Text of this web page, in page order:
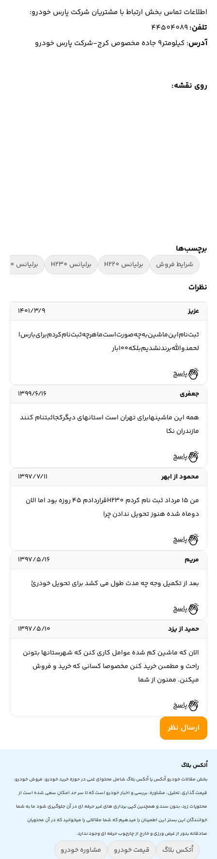
اطلاعات تماس بخش ارتباط با مشتریان شرکت پارس خودرو:
تلفن:
44504089
آدرس: کیلومتر9 جاده مخصوص کرج-شرکت پارس خودرو
روی نقشه:
برچسب‌ها
شرایط فروش برلیانس H220 برلیانس H230 برلیانس H320
نظرات
عزیز‌ ۱۴۰۱/۳/۹
ثبت‌نام‌این‌ماشین‌به‌چه‌صورت‌است‌ماهرچه‌ثبت‌نام‌کردم‌برای‌بارس‌ا
لحمدوالله‌برندنشدیم‌بلکه‌۱۰۰‌بار‌
پاسخ
جعفری
۱۳۹۹/۶/۱۶
همه این ماشینهابرای تهران است استانهای دیگرکجاثبتنام کنند
مازندران نکا
پاسخ
محمود از ابهر
۱۳۹۷/۷/۱۱
من ۱۵ مرداد ثبت نام کردم H230قراردادم ۴۵ روزه بود اما الان
دوماه شده هنوز تحویل ندادن چرا
پاسخ
مریم
۱۳۹۷/۵/۱۶
بعد از تکمیل وجه چه مدت طول می کشد برای تحویل خودرئ
پاسخ
حميد از يزد
۱۳۹۷/۵/۱۰
الان كه ماشين كم شده عوامل كاري كنن كه شهرستانها بتونن
راحت و مطمىن خريد كنن مخصوصا كساني كه خريد و فروش
ميكنن. ممنون از شما
پاسخ
ارسال نظر
اُتکس بلاگ
بخش مقالات خودرو اُتکس یا اُتکس بلاگ شامل محتوای غنی در حوزه خرید خودرو، فروش خودرو،
قیمت گذاری، تحلیل، مشاوره، بررسی و اخبار خودرو است که تا سر حد امکان سعی شده است از
محتویات زرد، بدون سند و همچنین کپی برداری های غیر حرفه ای در آن جلوگیری شود ما به شما
خوانندگان این بستر این اطمینان را میدهیم که شما مقالاتی را میخوانید که در آن محتویان
صادقانه بدور از غرض ورزی و خارج از چارچوب حرفه ای وجود ندارد.
اُتکس بلاگ قیمت خودرو مشاوره خودرو